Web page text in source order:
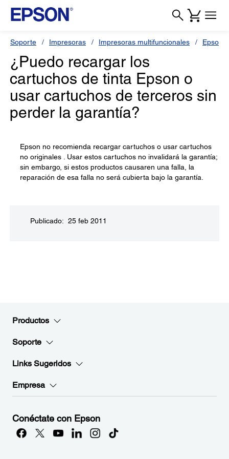
Soporte Impresoras Impresoras multifuncionales Epson
¿Puedo recargar los
cartuchos de tinta Epson o
usar cartuchos de terceros sin
perder la garantía?
Epson no recomienda recargar cartuchos o usar cartuchos
no originales . Usar estos cartuchos no invalidará la garantía;
sin embargo, si estos productos causaren una falla, la
reparación de esa falla no será cubierta bajo la garantía.
Publicado: 25 feb 2011
Productos
Soporte
Links Sugeridos
Empresa
Conéctate con Epson